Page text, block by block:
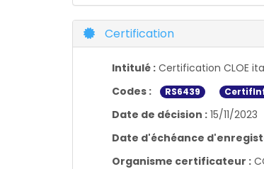
Certification
Intitulé : Certification CLOE
Codes :
RS6439
Date de décision : 15/11/2023
Date d'échéance
Organisme certificateur :